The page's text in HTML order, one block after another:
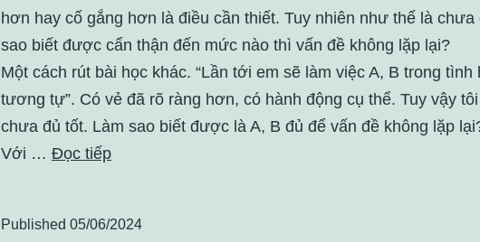
hơn hay cố gắng hơn là điều cần thiết. Tuy nhiên như thế là chưa
sao biết được cẩn thận đến mức nào thì vấn đề không lặp lại?
Một cách rút bài học khác. “Lần tới em sẽ làm việc A, B trong tình
tương tự”. Có vẻ đã rõ ràng hơn, có hành động cụ thể. Tuy vậy
chưa đủ tốt. Làm sao biết được là A, B đủ để vấn đề không lặp
Với … Đọc tiếp
Published 05/06/2024